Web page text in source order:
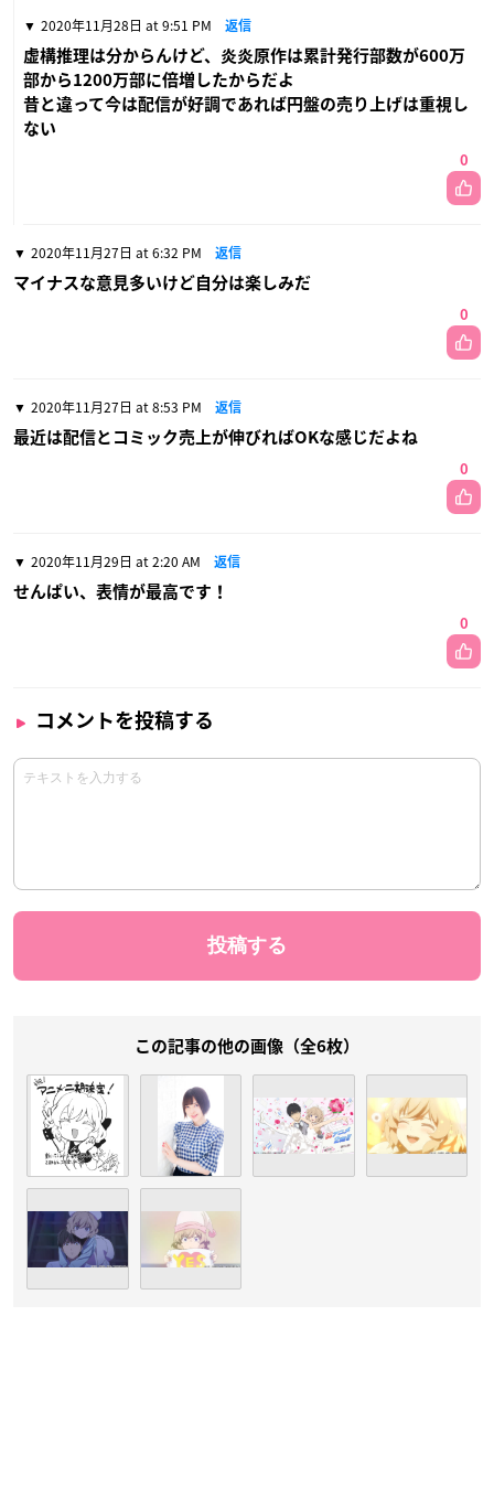
2020年11月28日 at 9:51 PM 返信
虚構推理は分からんけど、炎炎原作は累計発行部数が600万
部から1200万部に倍増したからだよ
昔と違って今は配信が好調であれば円盤の売り上げは重視し
ない
0
2020年11月27日 at 6:32 PM 返信
マイナスな意見多いけど自分は楽しみだ
0
2020年11月27日 at 8:53 PM 返信
最近は配信とコミック売上が伸びればOKな感じだよね
0
2020年11月29日 at 2:20 AM 返信
せんぱい、表情が最高です！
0
コメントを投稿する
この記事の他の画像（全6枚）